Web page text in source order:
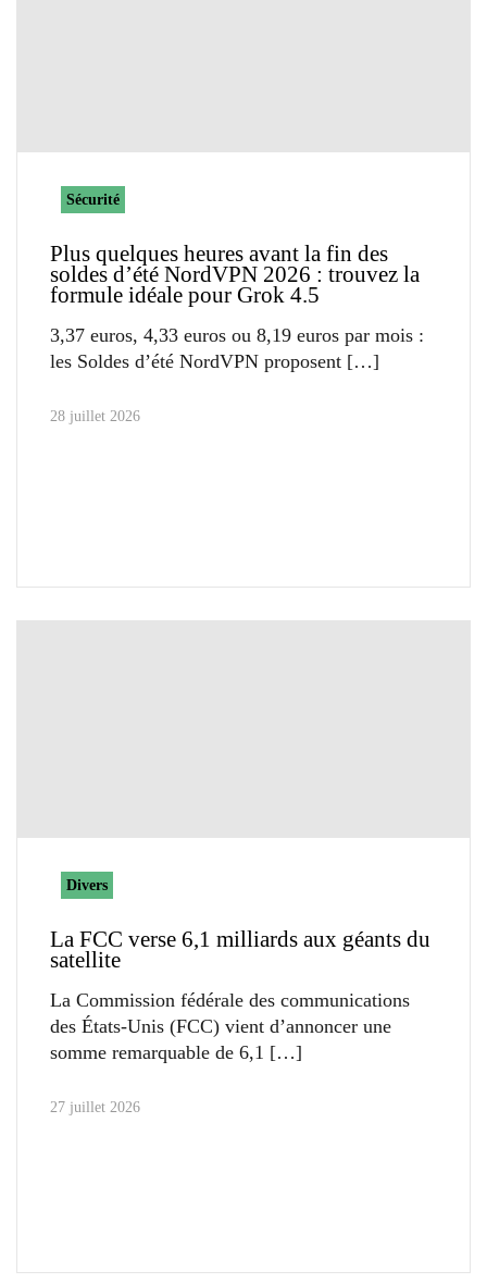
Sécurité
Plus quelques heures avant la fin des
soldes d’été NordVPN 2026 : trouvez la
formule idéale pour Grok 4.5
3,37 euros, 4,33 euros ou 8,19 euros par mois :
les Soldes d’été NordVPN proposent
28 juillet 2026
Divers
La FCC verse 6,1 milliards aux géants du
satellite
La Commission fédérale des communications
des États-Unis (FCC) vient d’annoncer une
somme remarquable de 6,1
27 juillet 2026